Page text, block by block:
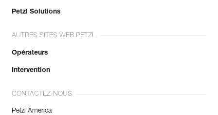
Petzl Solutions
AUTRES SITES WEB PETZL
Opérateurs
Intervention
CONTACTEZ-NOUS
Petzl America